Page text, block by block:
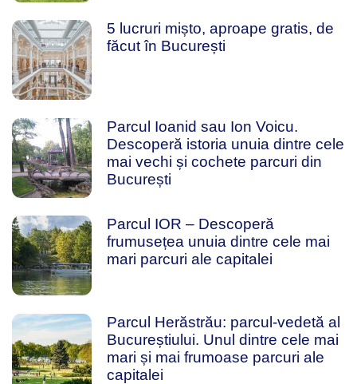
5 lucruri mișto, aproape gratis, de
făcut în București
Parcul Ioanid sau Ion Voicu.
Descoperă istoria unuia dintre cele
mai vechi și cochete parcuri din
București
Parcul IOR – Descoperă
frumusețea unuia dintre cele mai
mari parcuri ale capitalei
Parcul Herăstrău: parcul-vedetă al
Bucureștiului. Unul dintre cele mai
mari și mai frumoase parcuri ale
capitalei